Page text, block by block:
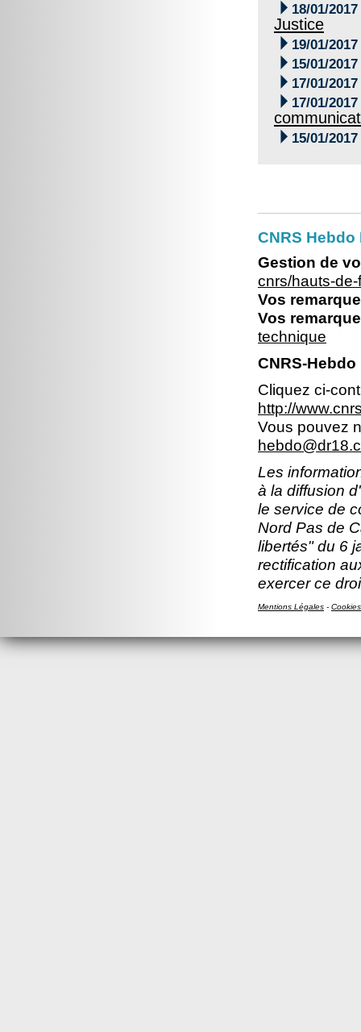
 18/01/2017
Justice
 19/01/2017
 15/01/2017
 17/01/2017
 17/01/2017
 15/01/2017
CNRS
Gestion de
cnrs/hauts-
Vos
Vos
technique
CNRS-
Cliquez ci-
http://
Vous pouvez
Les
à la diffusion
le service de
Nord Pas de
libertés" du 6
rectification
exercer ce
Mentions Légales - Cookies